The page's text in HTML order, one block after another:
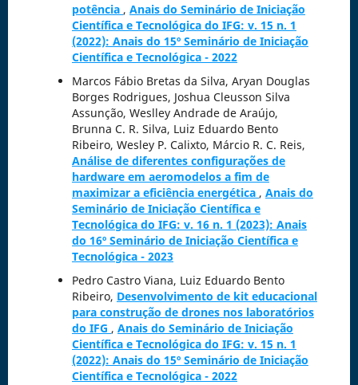
potência , Anais do Seminário de Iniciação
Científica e Tecnológica do IFG: v. 15 n. 1
(2022): Anais do 15º Seminário de Iniciação
Científica e Tecnológica - 2022
Marcos Fábio Bretas da Silva, Aryan Douglas
Borges Rodrigues, Joshua Cleusson Silva
Assunção, Weslley Andrade de Araújo,
Brunna C. R. Silva, Luiz Eduardo Bento
Ribeiro, Wesley P. Calixto, Márcio R. C. Reis,
Análise de diferentes configurações de
hardware em aeromodelos a fim de
maximizar a eficiência energética , Anais do
Seminário de Iniciação Científica e
Tecnológica do IFG: v. 16 n. 1 (2023): Anais
do 16º Seminário de Iniciação Científica e
Tecnológica - 2023
Pedro Castro Viana, Luiz Eduardo Bento
Ribeiro, Desenvolvimento de kit educacional
para construção de drones nos laboratórios
do IFG , Anais do Seminário de Iniciação
Científica e Tecnológica do IFG: v. 15 n. 1
(2022): Anais do 15º Seminário de Iniciação
Científica e Tecnológica - 2022